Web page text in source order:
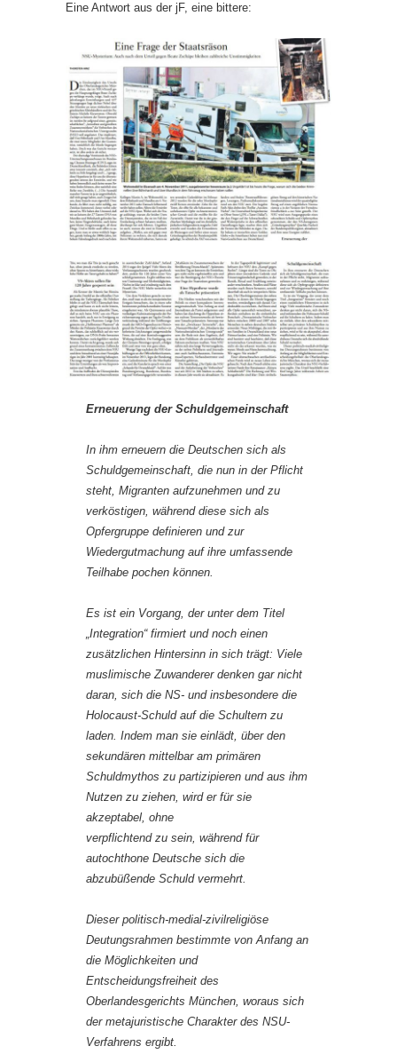
Eine Antwort aus der jF, eine bittere:
Erneuerung der Schuldgemeinschaft
In ihm erneuern die Deutschen sich als
Schuldgemeinschaft, die nun in der Pflicht
steht, Migranten aufzunehmen und zu
verköstigen, während diese sich als
Opfergruppe definieren und zur
Wiedergutmachung auf ihre umfassende
Teilhabe pochen können.
Es ist ein Vorgang, der unter dem Titel
„Integration“ firmiert und noch einen
zusätzlichen Hintersinn in sich trägt: Viele
muslimische Zuwanderer denken gar nicht
daran, sich die NS- und insbesondere die
Holocaust-Schuld auf die Schultern zu
laden. Indem man sie einlädt, über den
sekundären mittelbar am primären
Schuldmythos zu partizipieren und aus ihm
Nutzen zu ziehen, wird er für sie
akzeptabel, ohne
verpflichtend zu sein, während für
autochthone Deutsche sich die
abzubüßende Schuld vermehrt.
Dieser politisch-medial-zivilreligiöse
Deutungsrahmen bestimmte von Anfang an
die Möglichkeiten und
Entscheidungsfreiheit des
Oberlandesgerichts München, woraus sich
der metajuristische Charakter des NSU-
Verfahrens ergibt.